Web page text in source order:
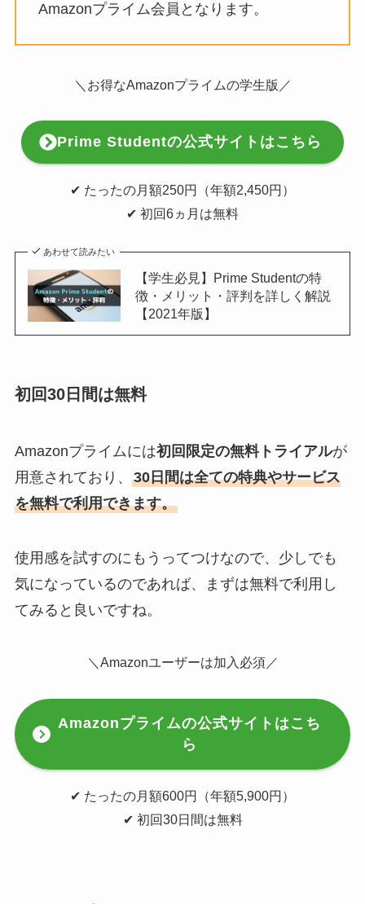
Amazonプライム会員となります。
＼お得なAmazonプライムの学生版／
Prime Studentの公式サイトはこちら
✔︎ たったの月額250円（年額2,450円）
✔︎ 初回6ヵ月は無料
あわせて読みたい
【学生必見】Prime Studentの特
徴・メリット・評判を詳しく解説
【2021年版】
初回30日間は無料
Amazonプライムには初回限定の無料トライアルが
用意されており、 30日間は全ての特典やサービス
を無料で利用できます。
使用感を試すのにもうってつけなので、少しでも
気になっているのであれば、まずは無料で利用し
てみると良いですね。
＼Amazonユーザーは加入必須／
Amazonプライムの公式サイトはこち
ら
✔︎ たったの月額600円（年額5,900円）
✔︎ 初回30日間は無料